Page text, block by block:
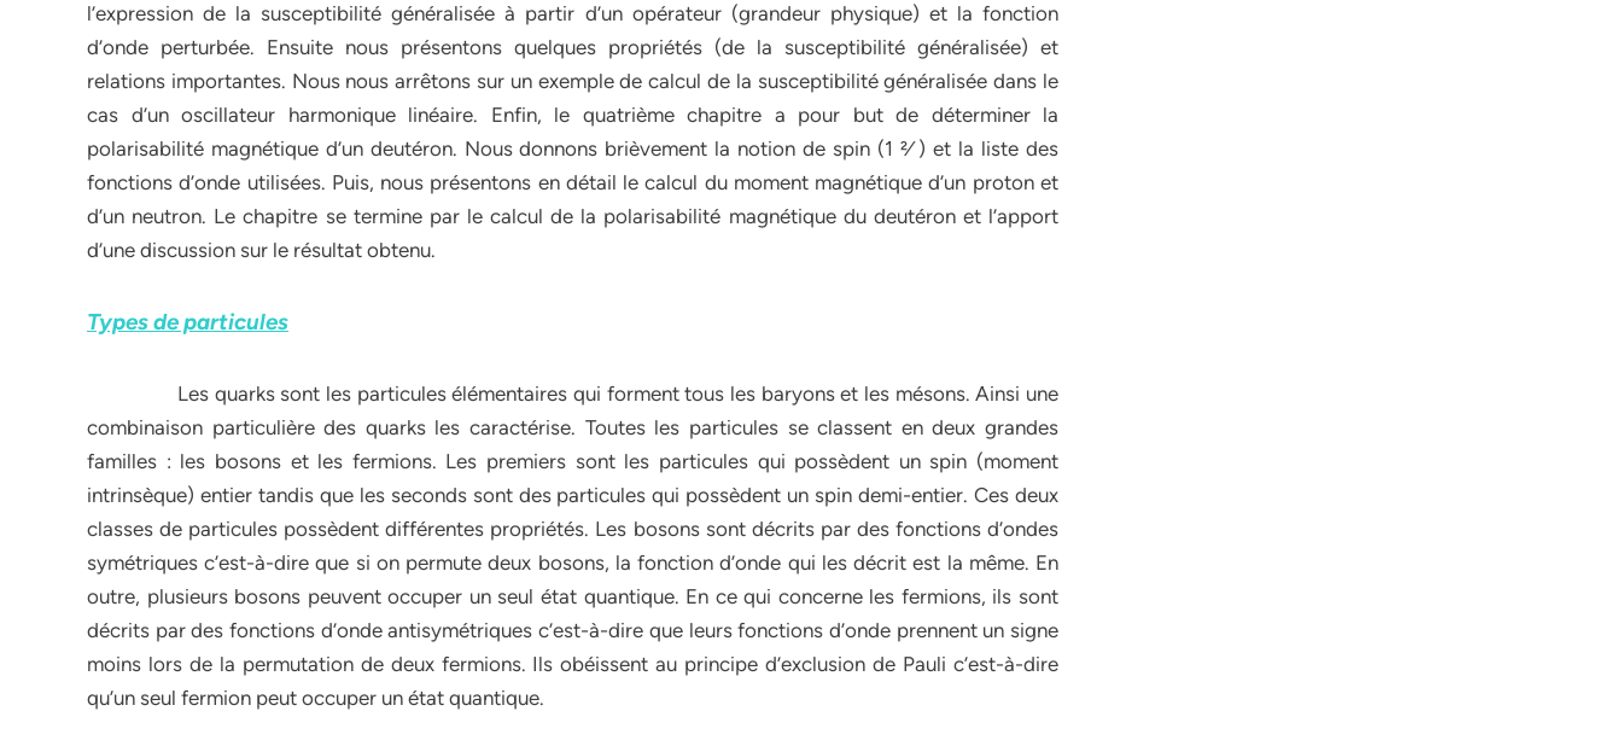
l’expression de la susceptibilité généralisée à partir d’un opérateur (grandeur physique) et la fonction
d’onde perturbée. Ensuite nous présentons quelques propriétés (de la susceptibilité généralisée) et
relations importantes. Nous nous arrêtons sur un exemple de calcul de la susceptibilité généralisée dans le
cas d’un oscillateur harmonique linéaire. Enfin, le quatrième chapitre a pour but de déterminer la
polarisabilité magnétique d’un deutéron. Nous donnons brièvement la notion de spin (1 2⁄ ) et la liste des
fonctions d’onde utilisées. Puis, nous présentons en détail le calcul du moment magnétique d’un proton et
d’un neutron. Le chapitre se termine par le calcul de la polarisabilité magnétique du deutéron et l’apport
d’une discussion sur le résultat obtenu.
Types de particules
Les quarks sont les particules élémentaires qui forment tous les baryons et les mésons. Ainsi une
combinaison particulière des quarks les caractérise. Toutes les particules se classent en deux grandes
familles : les bosons et les fermions. Les premiers sont les particules qui possèdent un spin (moment
intrinsèque) entier tandis que les seconds sont des particules qui possèdent un spin demi-entier. Ces deux
classes de particules possèdent différentes propriétés. Les bosons sont décrits par des fonctions d’ondes
symétriques c’est-à-dire que si on permute deux bosons, la fonction d’onde qui les décrit est la même. En
outre, plusieurs bosons peuvent occuper un seul état quantique. En ce qui concerne les fermions, ils sont
décrits par des fonctions d’onde antisymétriques c’est-à-dire que leurs fonctions d’onde prennent un signe
moins lors de la permutation de deux fermions. Ils obéissent au principe d’exclusion de Pauli c’est-à-dire
qu’un seul fermion peut occuper un état quantique.